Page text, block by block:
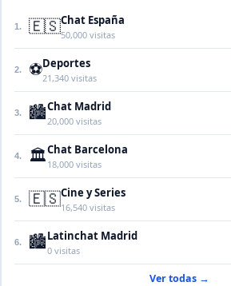
1. 🇪🇸Chat España
50,000 visitas
2. ⚽Deportes
21,340 visitas
3. 🏙️Chat Madrid
20,000 visitas
4. 🏛️Chat Barcelona
18,000 visitas
5. 🇪🇸Cine y Series
16,540 visitas
6. 🏙️Latinchat Madrid
0 visitas
Ver todas →